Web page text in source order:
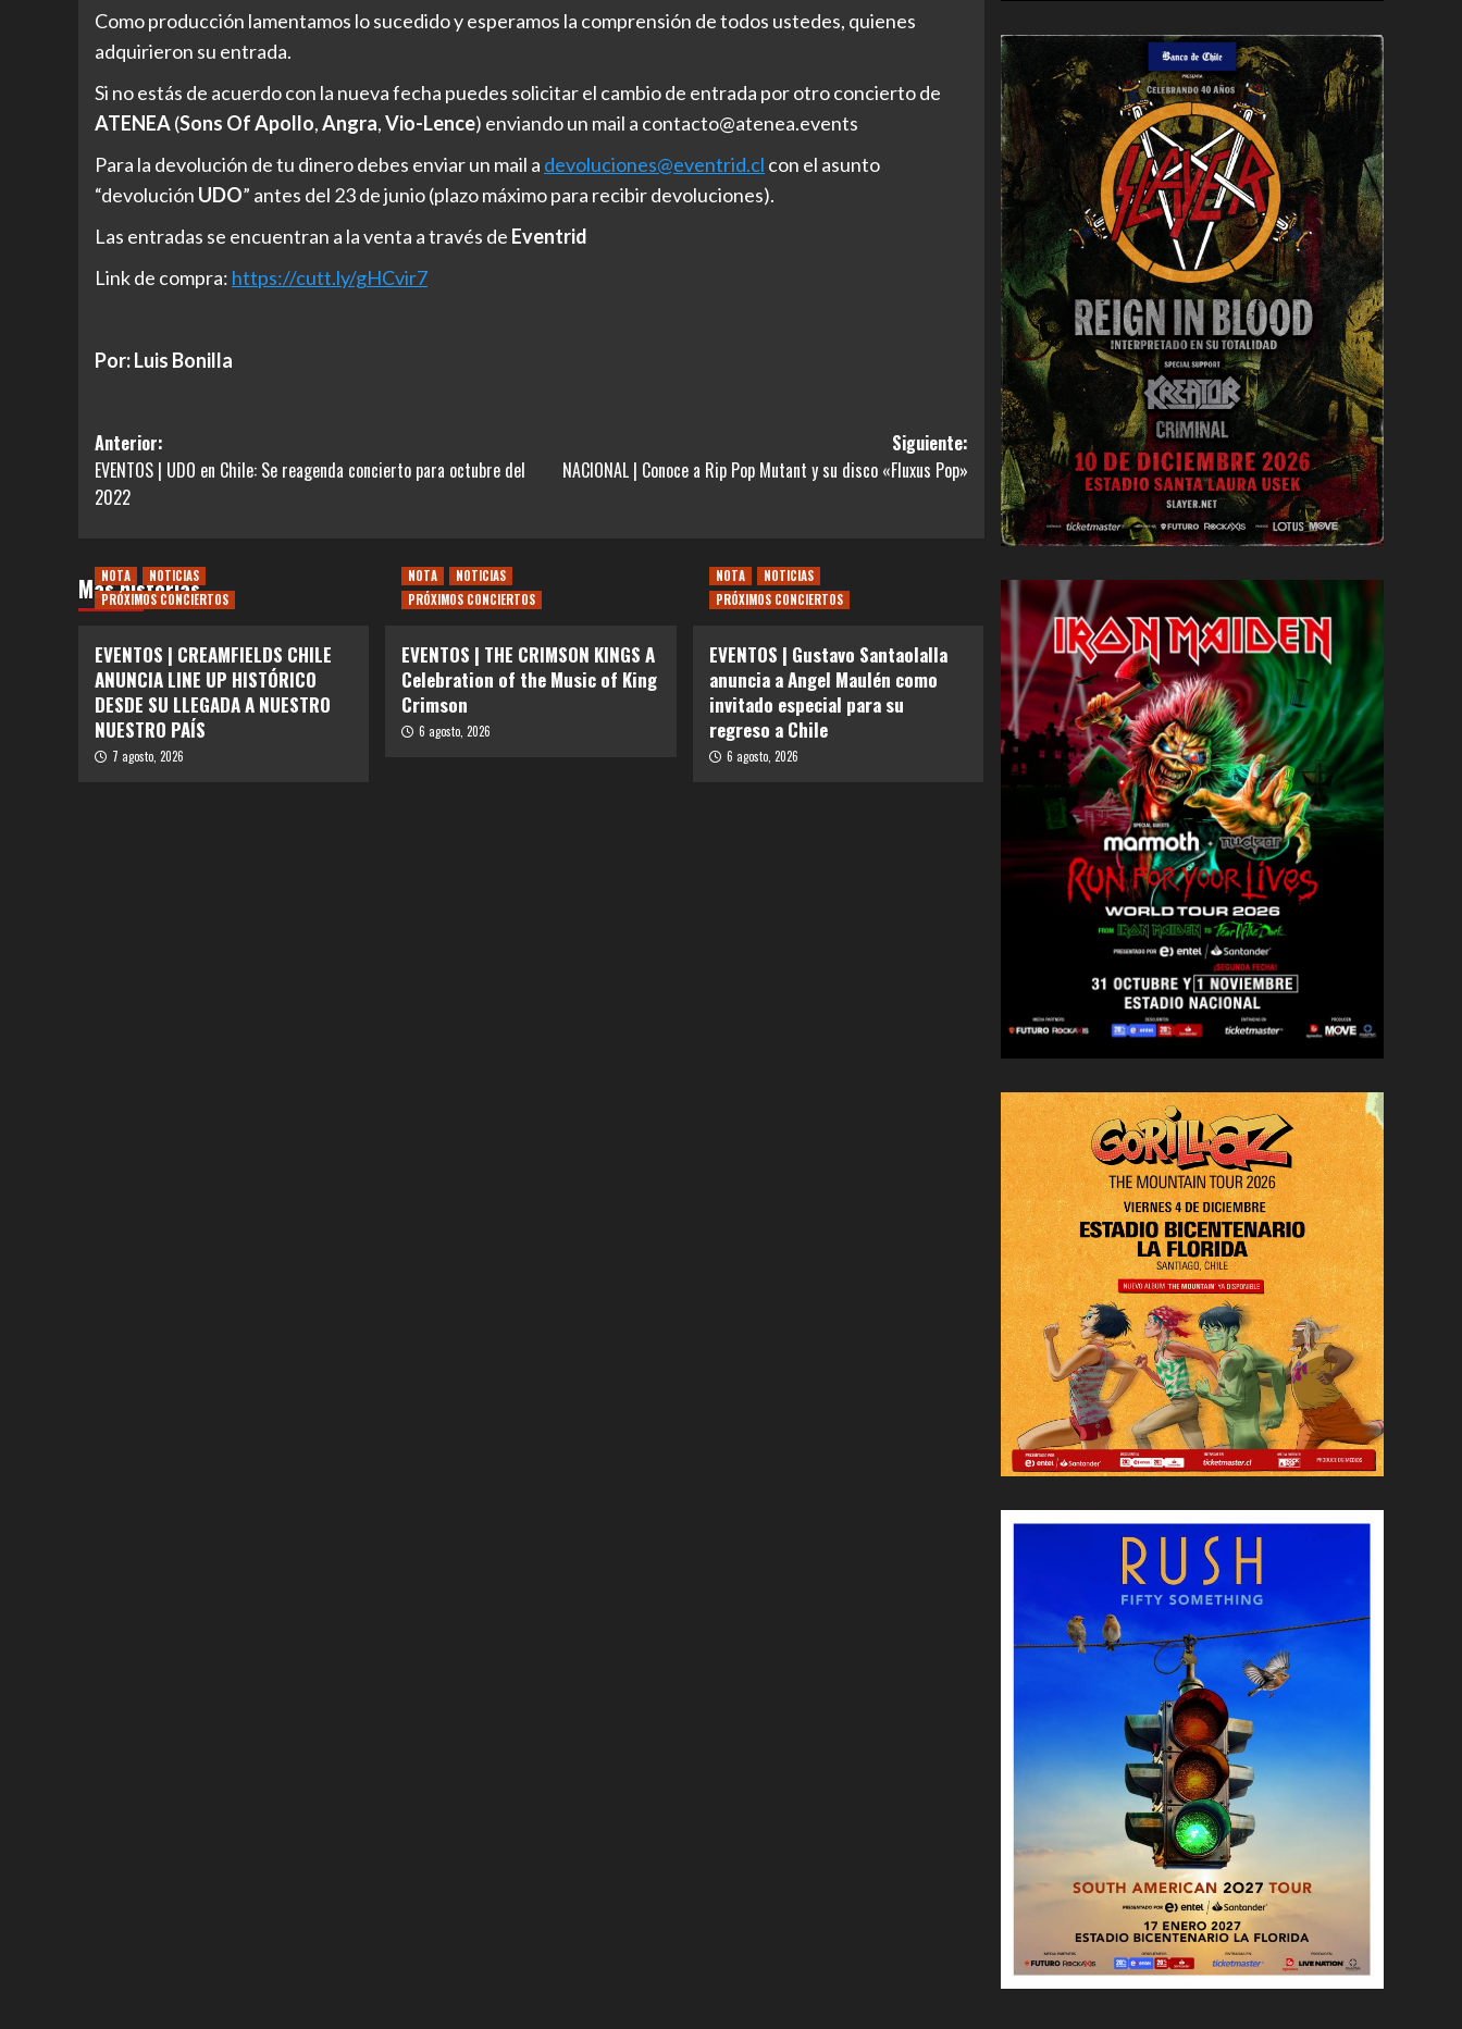
Como producción lamentamos lo sucedido y esperamos la comprensión de todos ustedes, quienes
adquirieron su entrada.
Si no estás de acuerdo con la nueva fecha puedes solicitar el cambio de entrada por otro concierto de
ATENEA(Sons Of Apollo,Angra,Vio-Lence) enviando un mail a contacto@atenea.events
Para la devolución de tu dinero debes enviar un mail a devoluciones@eventrid.cl con el asunto
“devolución UDO” antes del 23 de junio (plazo máximo para recibir devoluciones).
Las entradas se encuentran a la venta a través de Eventrid
Link de compra: https://cutt.ly/gHCvir7
Por: Luis Bonilla
Navegación
de
entradas
Anterior:
EVENTOS | UDO en Chile: Se reagenda concierto para octubre del
2022
Siguiente:
NACIONAL | Conoce a Rip Pop Mutant y su disco «Fluxus Pop»
Más historias
NOTA
NOTICIAS
PRÓXIMOS CONCIERTOS
EVENTOS | CREAMFIELDS CHILE
ANUNCIA LINE UP HISTÓRICO
DESDE SU LLEGADA A NUESTRO
NUESTRO PAÍS
7 agosto, 2026
NOTA
NOTICIAS
PRÓXIMOS CONCIERTOS
EVENTOS | THE CRIMSON KINGS A
Celebration of the Music of King
Crimson
6 agosto, 2026
NOTA
NOTICIAS
PRÓXIMOS CONCIERTOS
EVENTOS | Gustavo Santaolalla
anuncia a Angel Maulén como
invitado especial para su
regreso a Chile
6 agosto, 2026